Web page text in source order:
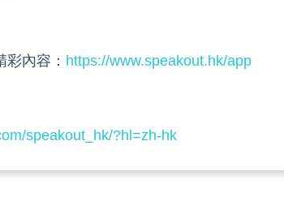
內容： https://www.speakout.hk/app
speakout_hk/?hl=zh-hk